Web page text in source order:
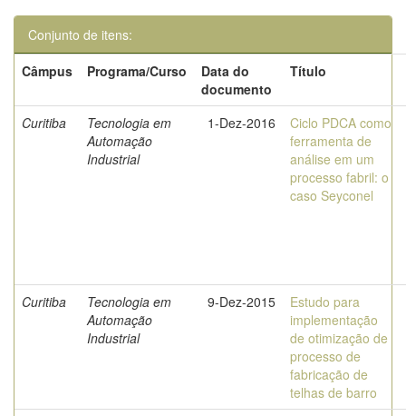
Conjunto de itens:
Câmpus
Programa/Curso
Data do
documento
Título
Curitiba
Tecnologia em
Automação
Industrial
1-Dez-2016
Ciclo PDCA como
ferramenta de
análise em um
processo fabril: o
caso Seyconel
Curitiba
Tecnologia em
Automação
Industrial
9-Dez-2015
Estudo para
implementação
de otimização de
processo de
fabricação de
telhas de barro